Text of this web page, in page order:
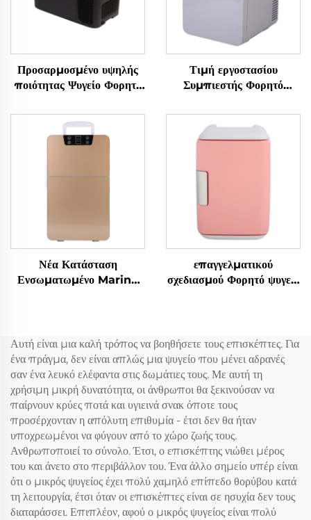
Προσαρμοσμένο υψηλής
ποιότητας Ψυγείο Φορητό
Car 12v Car Fridge
Freeze 12v Camping
Rv Fridge Freeze
Τιμή εργοστασίου
Συμπιεστής Φορητό
Ψυγείο DC12V/Ac100V
Ψυγεία Αυτοκινήτου
Frzzers Ψυγείο
Νέα Κατάσταση
Ενσωματωμένο Marine
Ενσωματωμένο 20L Car
Dc Mini Drawer Ψυγείο
επαγγελματικού
σχεδιασμού Φορητό ψυγείο
Ψυγείο Κόκκινο ή λευκό
Μίνι φορητό ψυγείο
Αυτή είναι μια καλή τρόπος να βοηθήσετε τους επισκέπτες. Για
ένα πράγμα, δεν είναι απλώς μια ψυγείο που μένει αδρανές
σαν ένα λευκό ελέφαντα στις δωμάτιες τους. Με αυτή τη
χρήσιμη μικρή δυνατότητα, οι άνθρωποι θα ξεκινούσαν να
παίρνουν κρύες ποτά και υγιεινά σνακ όποτε τους
προσέρχονταν η απόλυτη επιθυμία - έτσι δεν θα ήταν
υποχρεωμένοι να φύγουν από το χώρο ζωής τους.
Ανθρωποποιεί το σύνολο. Έτσι, ο επισκέπτης νιώθει μέρος
του και άνετο στο περιβάλλον του. Ένα άλλο σημείο υπέρ είναι
ότι ο μικρός ψυγείος έχει πολύ χαμηλό επίπεδο θορύβου κατά
τη λειτουργία, έτσι όταν οι επισκέπτες είναι σε ησυχία δεν τους
διαταράσσει. Επιπλέον, αφού ο μικρός ψυγείος είναι πολύ